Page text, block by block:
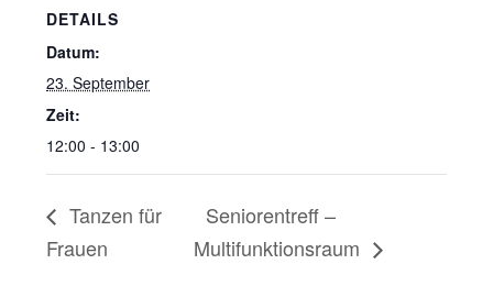
DETAILS
Datum:
23. September
Zeit:
12:00 - 13:00
Tanzen für
Frauen
Seniorentreff –
Multifunktionsraum